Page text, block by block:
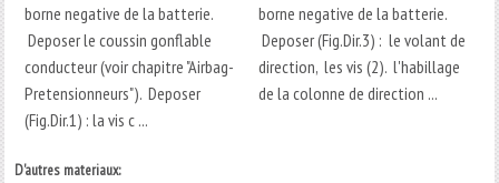
borne negative de la batterie.
Deposer le coussin gonflable
conducteur (voir chapitre "Airbag-
Pretensionneurs"). Deposer
(Fig.Dir.1) : la vis c ...
borne negative de la batterie.
Deposer (Fig.Dir.3) : le volant de
direction, les vis (2). l'habillage
de la colonne de direction ...
D'autres materiaux: